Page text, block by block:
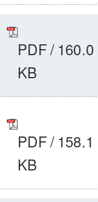
PDF/ 160.0
KB
PDF/ 158.1
KB